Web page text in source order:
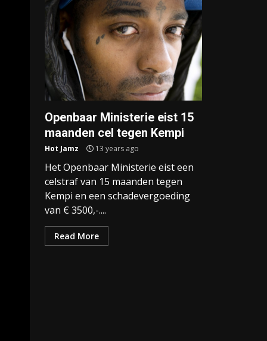
Openbaar Ministerie eist 15
maanden cel tegen Kempi
Hot Jamz 13 years ago
Het Openbaar Ministerie eist een
celstraf van 15 maanden tegen
Kempi en een schadevergoeding
van € 3500,-....
Read More